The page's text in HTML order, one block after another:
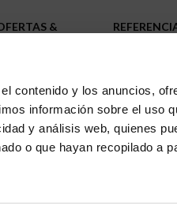
contenido y los anuncios,
información sobre el uso
y análisis web, quienes
o que hayan recopilado a
&
Grandes infraestructurasNOSOTROS
de Datos Personales
por empleados